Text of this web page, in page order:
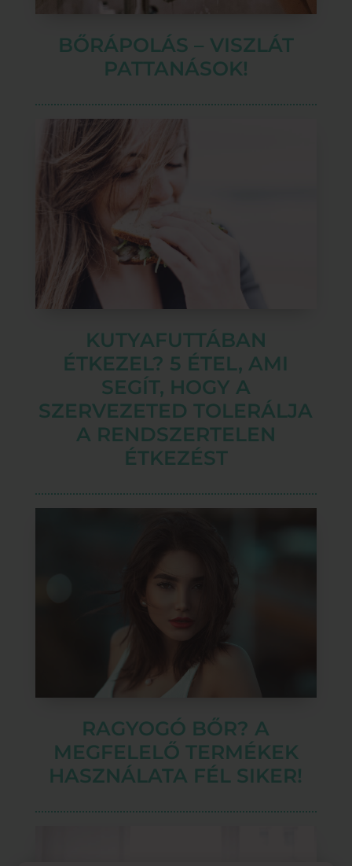
BŐRÁPOLÁS – VISZLÁT
PATTANÁSOK!
KUTYAFUTTÁBAN
ÉTKEZEL? 5 ÉTEL, AMI
SEGÍT, HOGY A
SZERVEZETED TOLERÁLJA
A RENDSZERTELEN
ÉTKEZÉST
RAGYOGÓ BŐR? A
MEGFELELŐ TERMÉKEK
HASZNÁLATA FÉL SIKER!